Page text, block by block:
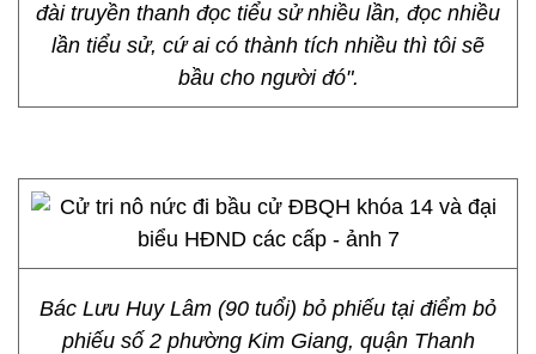
đài truyền thanh đọc tiểu sử nhiều lần, đọc nhiều
lần tiểu sử, cứ ai có thành tích nhiều thì tôi sẽ
bầu cho người đó".
Bác Lưu Huy Lâm (90 tuổi) bỏ phiếu tại điểm bỏ
phiếu số 2 phường Kim Giang, quận Thanh